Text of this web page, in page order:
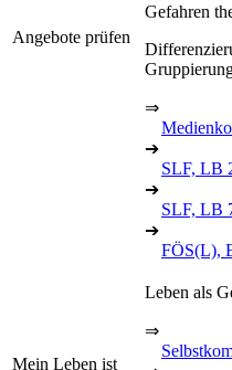
Angebote prüfen
Gefahren
⇒
➔
SLF, LB
➔
SLF, LB
➔
FÖS(L),
Mein Leben ist
Leben als
⇒